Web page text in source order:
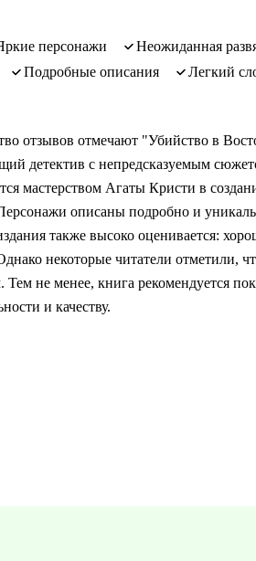
яркие персонажи неожиданная
подробные описания легкий
отзывов отмечают "Убийство в
детектив с непредсказуемым
мастерством Агаты Кристи в
описаны подробно и
также высоко оценивается:
некоторые читатели отметили,
Тем не менее, книга рекомендуется
и качеству.